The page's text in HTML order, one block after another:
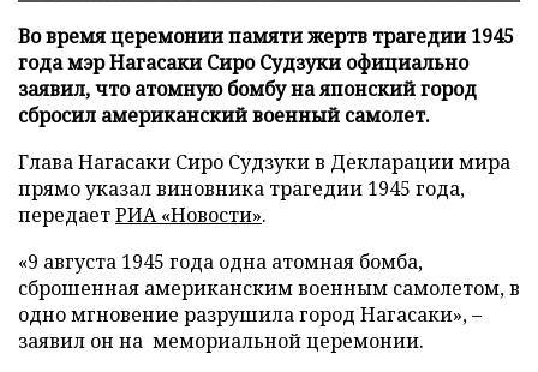
Во время церемонии памяти жертв трагедии 1945
года мэр Нагасаки Сиро Судзуки официально
заявил, что атомную бомбу на японский город
сбросил американский военный самолет.
Глава Нагасаки Сиро Судзуки в Декларации мира
прямо указал виновника трагедии 1945 года,
передаетРИА «Новости».
«9 августа 1945 года одна атомная бомба,
сброшенная американским военным самолетом, в
одно мгновение разрушила город Нагасаки», –
заявил он на мемориальной церемонии.